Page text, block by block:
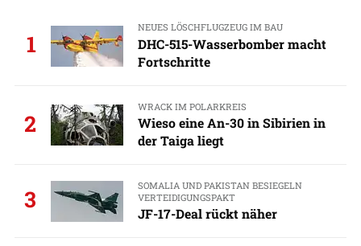
1
NEUES LÖSCHFLUGZEUG IM BAU
DHC-515-Wasserbomber macht
Fortschritte
2
WRACK IM POLARKREIS
Wieso eine An-30 in Sibirien in
der Taiga liegt
3
SOMALIA UND PAKISTAN BESIEGELN
VERTEIDIGUNGSPAKT
JF-17-Deal rückt näher